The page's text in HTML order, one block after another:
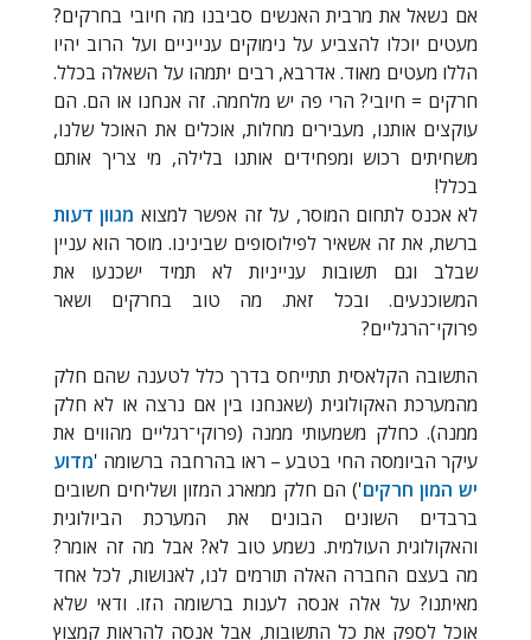
אם נשאל את מרבית האנשים סביבנו מה חיובי בחרקים?
מעטים יוכלו להצביע על נימוקים ענייניים ועל הרוב יהיו
הללו מעטים מאוד. אדרבא, רבים יתמהו על השאלה בכלל.
חרקים = חיובי? הרי פה יש מלחמה. זה אנחנו או הם. הם
עוקצים אותנו, מעבירים מחלות, אוכלים את האוכל שלנו,
משחיתים רכוש ומפחידים אותנו בלילה, מי צריך אותם
בכלל!
לא אכנס לתחום המוסר, על זה אפשר למצוא מגוון דעות
ברשת, את זה אשאיר לפילוסופים שבינינו. מוסר הוא עניין
שבלב וגם תשובות ענייניות לא תמיד ישכנעו את
המשוכנעים. ובכל זאת. מה טוב בחרקים ושאר
פרוקי־הרגליים?
התשובה הקלאסית תתייחס בדרך כלל לטענה שהם חלק
מהמערכת האקולוגית (שאנחנו בין אם נרצה או לא חלק
ממנה). כחלק משמעותי ממנה (פרוקי־רגליים מהווים את
עיקר הביומסה החי בטבע – ראו בהרחבה ברשומה 'מדוע
יש המון חרקים') הם חלק ממארג המזון ושליחים חשובים
ברבדים השונים הבונים את המערכת הביולוגית
והאקולוגית העולמית. נשמע טוב לא? אבל מה זה אומר?
מה בעצם החברה האלה תורמים לנו, לאנושות, לכל אחד
מאיתנו? על אלה אנסה לענות ברשומה הזו. ודאי שלא
אוכל לספק את כל התשובות, אבל אנסה להראות קמצוץ